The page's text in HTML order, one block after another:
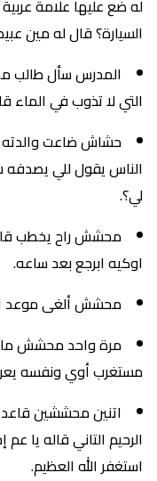
له ضع عليها علامة
السيارة؟ قال له مين
المدرس سأل طالب
التي لا تذوب في الماء
حشاش ضاعت والدته
الناس يقول للي
لي؟.
محشش راح يخطب
اوكيه ابرجع بعد ساعه.
محشش ألغى موعد
مرة واحد محشش
مستغرب أوي ونفسه
اتنين محششين
الرحيم التاني قاله يا
استغفر الله العظيم.